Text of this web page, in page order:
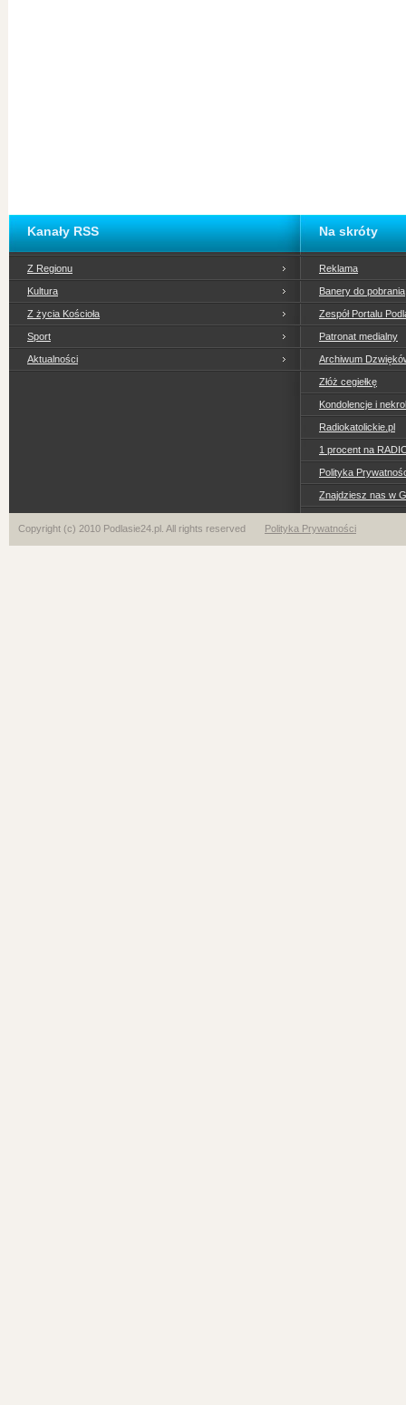
Kanały RSS
Z Regionu
Kultura
Z życia Kościoła
Sport
Aktualności
Na skróty
Reklama
Banery do pobrania
Zespół Portalu
Patronat medialny
Archiwum
Złóż cegiełkę
Kondolencje i
Radiokatolickie.pl
1 procent na
Polityka
Znajdziesz nas w
Copyright (c) 2010 Podlasie24.pl. All rights reserved Polityka Prywatności